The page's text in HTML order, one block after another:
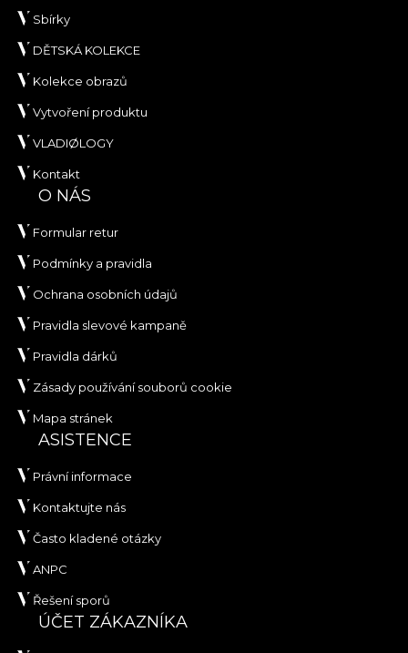
Sbírky
DĚTSKÁ KOLEKCE
Kolekce obrazů
Vytvoření produktu
VLADIØLOGY
Kontakt
O NÁS
Formular retur
Podmínky a pravidla
Ochrana osobních údajů
Pravidla slevové kampaně
Pravidla dárků
Zásady používání souborů cookie
Mapa stránek
ASISTENCE
Právní informace
Kontaktujte nás
Často kladené otázky
ANPC
Řešení sporů
ÚČET ZÁKAZNÍKA